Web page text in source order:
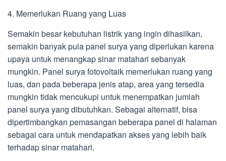
4. Memerlukan Ruang yang Luas
Semakin besar kebutuhan listrik yang ingin dihasilkan,
semakin banyak pula panel surya yang diperlukan karena
upaya untuk menangkap sinar matahari sebanyak
mungkin. Panel surya fotovoltaik memerlukan ruang yang
luas, dan pada beberapa jenis atap, area yang tersedia
mungkin tidak mencukupi untuk menempatkan jumlah
panel surya yang dibutuhkan. Sebagai alternatif, bisa
dipertimbangkan pemasangan beberapa panel di halaman
sebagai cara untuk mendapatkan akses yang lebih baik
terhadap sinar matahari.